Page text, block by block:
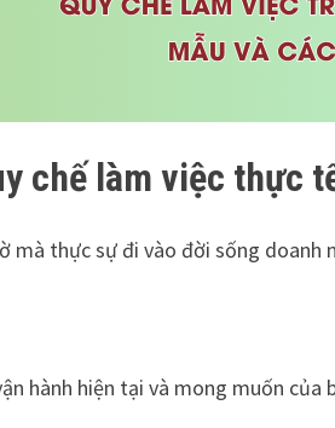
chế làm việc thực
mà thực sự đi vào đời sống doanh
hành hiện tại và mong muốn của